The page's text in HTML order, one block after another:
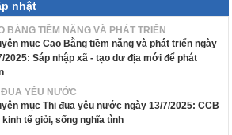
nhật
BẰNG TIỀM NĂNG VÀ PHÁT TRIỂN
mục Cao Bằng tiềm năng và phát triển ngày
2025: Sáp nhập xã - tạo dư địa mới để phát
ĐUA YÊU NƯỚC
mục Thi đua yêu nước ngày 13/7/2025: CCB
kinh tế giỏi, sống nghĩa tình